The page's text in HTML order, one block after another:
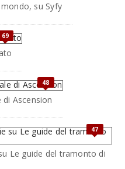
su Syfy
69
48
Ascension
47
Le guide del tramonto di